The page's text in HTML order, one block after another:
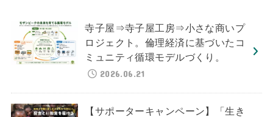
寺子屋⇒寺子屋工房⇒小さな商いプ
ロジェクト。倫理経済に基づいたコ
ミュニティ循環モデルづくり。
2026.06.21
【サポーターキャンペーン】「生き